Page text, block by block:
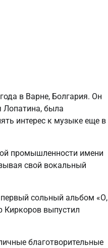
в Варне, Болгария. Он
Лопатина, была
интерес к музыке еще в
промышленности имени
свой вокальный
сольный альбом «О,
Киркоров выпустил
благотворительные